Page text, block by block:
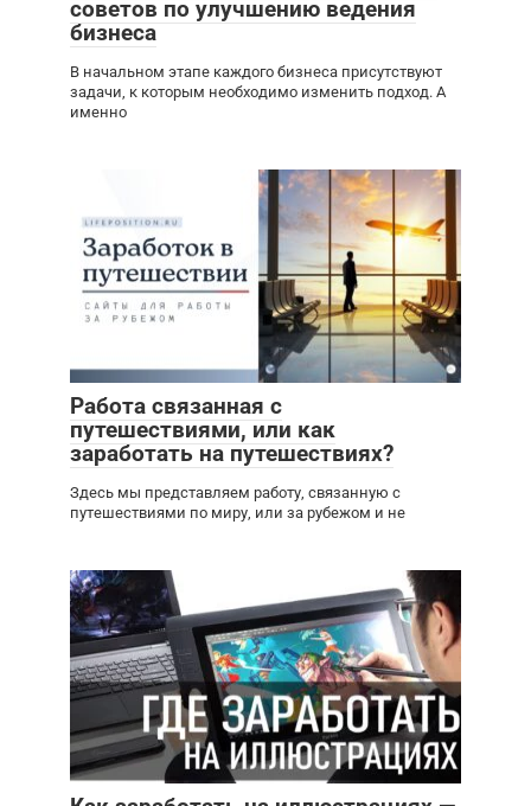
советов по улучшению ведения
бизнеса
В начальном этапе каждого бизнеса присутствуют
задачи, к которым необходимо изменить подход. А
именно
Работа связанная с
путешествиями, или как
заработать на путешествиях?
Здесь мы представляем работу, связанную с
путешествиями по миру, или за рубежом и не